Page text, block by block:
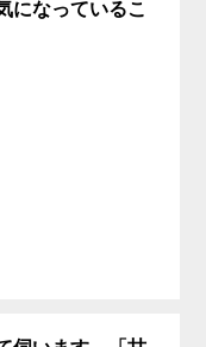
になっているこ